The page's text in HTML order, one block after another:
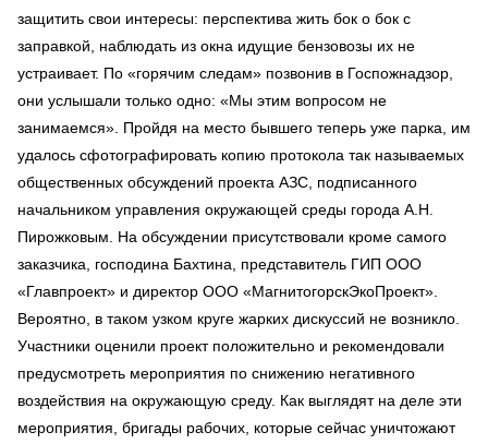
защитить свои интересы: перспектива жить бок о бок с
заправкой, наблюдать из окна идущие бензовозы их не
устраивает. По «горячим следам» позвонив в Госпожнадзор,
они услышали только одно: «Мы этим вопросом не
занимаемся». Пройдя на место бывшего теперь уже парка, им
удалось сфотографировать копию протокола так называемых
общественных обсуждений проекта АЗС, подписанного
начальником управления окружающей среды города А.Н.
Пирожковым. На обсуждении присутствовали кроме самого
заказчика, господина Бахтина, представитель ГИП ООО
«Главпроект» и директор ООО «МагнитогорскЭкоПроект».
Вероятно, в таком узком круге жарких дискуссий не возникло.
Участники оценили проект положительно и рекомендовали
предусмотреть мероприятия по снижению негативного
воздействия на окружающую среду. Как выглядят на деле эти
мероприятия, бригады рабочих, которые сейчас уничтожают